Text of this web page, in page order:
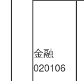
金融
020106